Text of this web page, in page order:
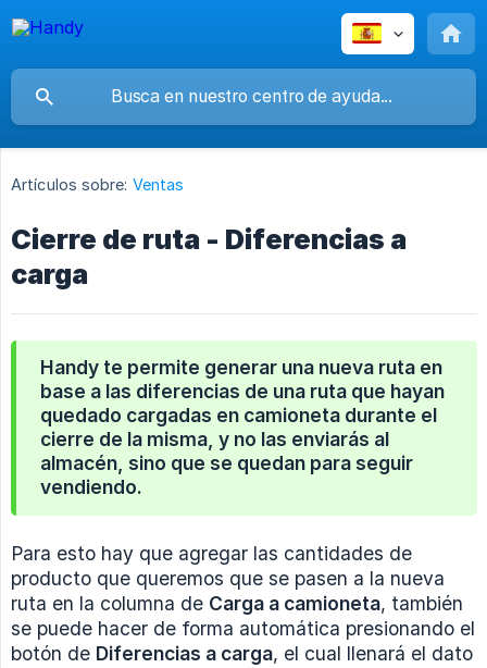
Artículos sobre: Ventas
Cierre de ruta - Diferencias a
carga
Handy te permite generar una nueva ruta en
base a las diferencias de una ruta que hayan
quedado cargadas en camioneta durante el
cierre de la misma, y no las enviarás al
almacén, sino que se quedan para seguir
vendiendo.
Para esto hay que agregar las cantidades de
producto que queremos que se pasen a la nueva
ruta en la columna de Carga a camioneta, también
se puede hacer de forma automática presionando el
botón de Diferencias a carga, el cual llenará el dato